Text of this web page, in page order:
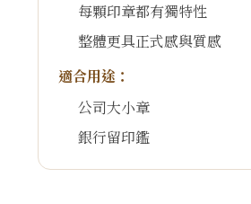
每顆印章都有獨特性
整體更具正式感與質感
適合用途：
公司大小章
銀行留印鑑